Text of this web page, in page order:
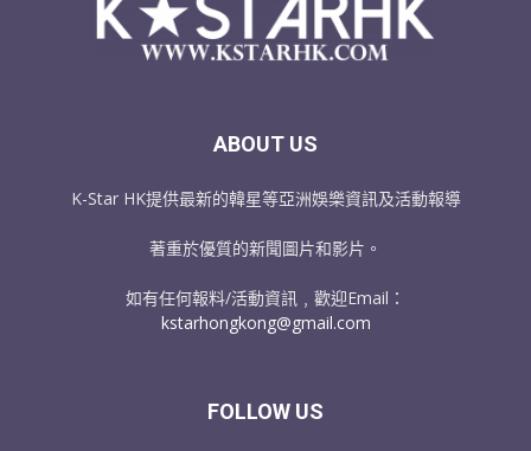
ABOUT US
K-Star HK提供最新的韓星等亞洲娛樂資訊及活動報導
著重於優質的新聞圖片和影片。
如有任何報料/活動資訊﹐歡迎Email：
kstarhongkong@gmail.com
FOLLOW US